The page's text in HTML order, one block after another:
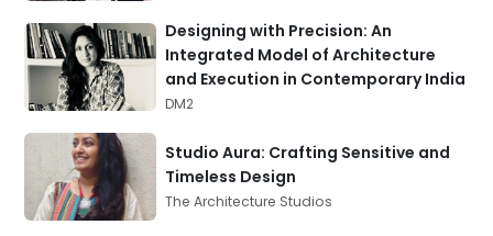
Designing with Precision: An
Integrated Model of Architecture
and Execution in Contemporary India
DM2
Studio Aura: Crafting Sensitive and
Timeless Design
The Architecture Studios